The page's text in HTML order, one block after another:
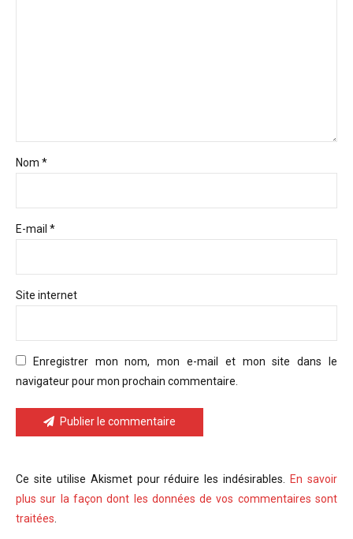
Nom *
E-mail *
Site internet
Enregistrer mon nom, mon e-mail et mon site dans le
navigateur pour mon prochain commentaire.
Publier le commentaire
Ce site utilise Akismet pour réduire les indésirables.
En savoir
plus sur la façon dont les données de vos commentaires sont
traitées